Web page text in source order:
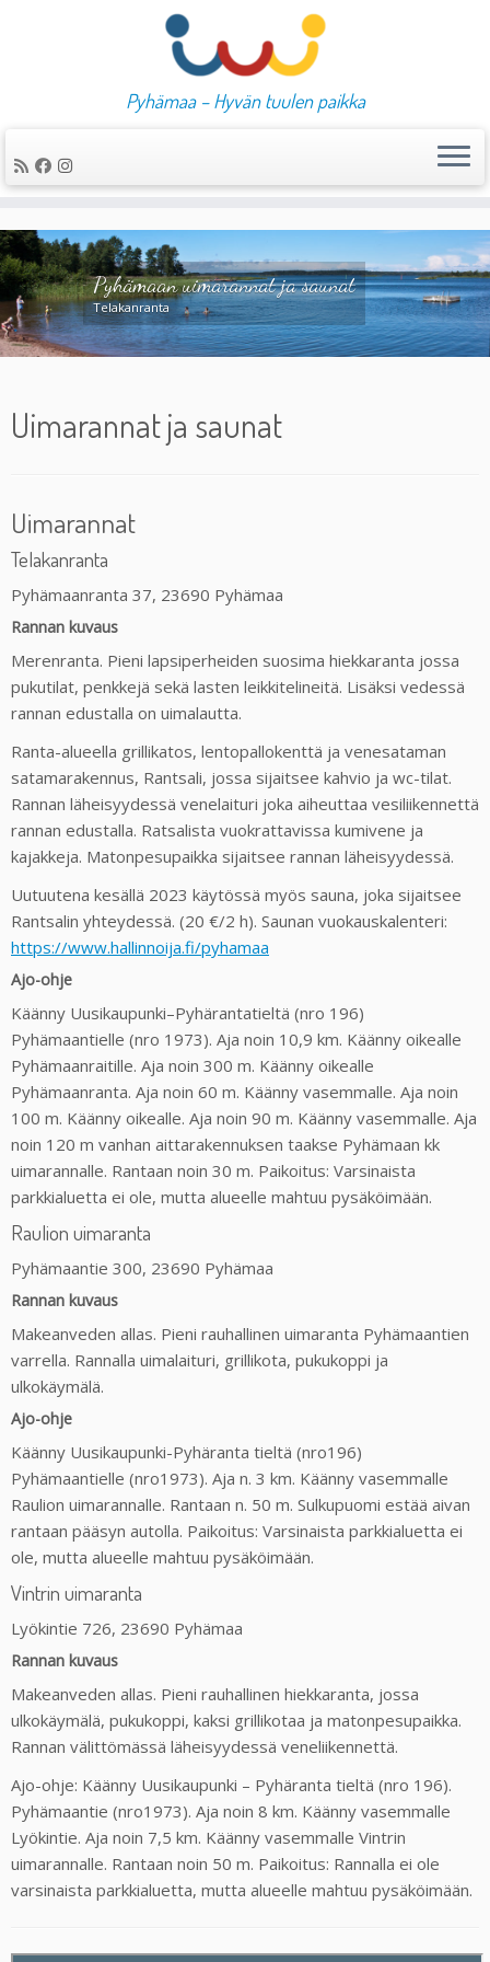
to
content
Pyhämaa – Hyvän tuulen paikka
Pyhämaan uimarannat ja saunat
Telakanranta
Uimarannat ja saunat
Uimarannat
Telakanranta
Pyhämaanranta 37, 23690 Pyhämaa
Rannan kuvaus
Merenranta. Pieni lapsiperheiden suosima hiekkaranta jossa
pukutilat, penkkejä sekä lasten leikkitelineitä. Lisäksi vedessä
rannan edustalla on uimalautta.
Ranta-alueella grillikatos, lentopallokenttä ja venesataman
satamarakennus, Rantsali, jossa sijaitsee kahvio ja wc-tilat.
Rannan läheisyydessä venelaituri joka aiheuttaa vesiliikennettä
rannan edustalla. Ratsalista vuokrattavissa kumivene ja
kajakkeja. Matonpesupaikka sijaitsee rannan läheisyydessä.
Uutuutena kesällä 2023 käytössä myös sauna, joka sijaitsee
Rantsalin yhteydessä. (20 €/2 h). Saunan vuokauskalenteri:
https://www.hallinnoija.fi/pyhamaa
Ajo-ohje
Käänny Uusikaupunki–Pyhärantatieltä (nro 196)
Pyhämaantielle (nro 1973). Aja noin 10,9 km. Käänny oikealle
Pyhämaanraitille. Aja noin 300 m. Käänny oikealle
Pyhämaanranta. Aja noin 60 m. Käänny vasemmalle. Aja noin
100 m. Käänny oikealle. Aja noin 90 m. Käänny vasemmalle. Aja
noin 120 m vanhan aittarakennuksen taakse Pyhämaan kk
uimarannalle. Rantaan noin 30 m. Paikoitus: Varsinaista
parkkialuetta ei ole, mutta alueelle mahtuu pysäköimään.
Raulion uimaranta
Pyhämaantie 300, 23690 Pyhämaa
Rannan kuvaus
Makeanveden allas. Pieni rauhallinen uimaranta Pyhämaantien
varrella. Rannalla uimalaituri, grillikota, pukukoppi ja
ulkokäymälä.
Ajo-ohje
Käänny Uusikaupunki-Pyhäranta tieltä (nro196)
Pyhämaantielle (nro1973). Aja n. 3 km. Käänny vasemmalle
Raulion uimarannalle. Rantaan n. 50 m. Sulkupuomi estää aivan
rantaan pääsyn autolla. Paikoitus: Varsinaista parkkialuetta ei
ole, mutta alueelle mahtuu pysäköimään.
Vintrin uimaranta
Lyökintie 726, 23690 Pyhämaa
Rannan kuvaus
Makeanveden allas. Pieni rauhallinen hiekkaranta, jossa
ulkokäymälä, pukukoppi, kaksi grillikotaa ja matonpesupaikka.
Rannan välittömässä läheisyydessä veneliikennettä.
Ajo-ohje: Käänny Uusikaupunki – Pyhäranta tieltä (nro 196).
Pyhämaantie (nro1973). Aja noin 8 km. Käänny vasemmalle
Lyökintie. Aja noin 7,5 km. Käänny vasemmalle Vintrin
uimarannalle. Rantaan noin 50 m. Paikoitus: Rannalla ei ole
varsinaista parkkialuetta, mutta alueelle mahtuu pysäköimään.